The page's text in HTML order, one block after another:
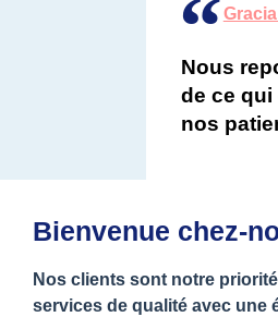
Nous
de ce
nos
Bienvenue chez-
Nos clients sont notre
services de qualité avec une